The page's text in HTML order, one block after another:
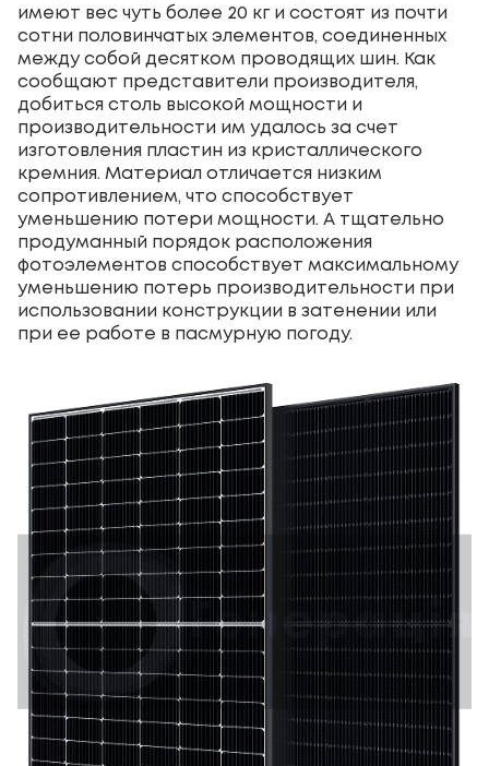
имеют вес чуть более 20 кг и состоят из почти
сотни половинчатых элементов, соединенных
между собой десятком проводящих шин. Как
сообщают представители производителя,
добиться столь высокой мощности и
производительности им удалось за счет
изготовления пластин из кристаллического
кремния. Материал отличается низким
сопротивлением, что способствует
уменьшению потери мощности. А тщательно
продуманный порядок расположения
фотоэлементов способствует максимальному
уменьшению потерь производительности при
использовании конструкции в затенении или
при ее работе в пасмурную погоду.